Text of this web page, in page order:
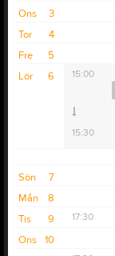
3
Ons
4
Tor
5
Fre
6
Lör 15:00
15:30
7
Sön
8
Mån
9
Tis 17:30
10
Ons